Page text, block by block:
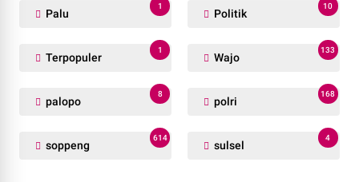
Palu
1
Politik
10
Terpopuler
1
Wajo
133
palopo
8
polri
168
soppeng
614
sulsel
4